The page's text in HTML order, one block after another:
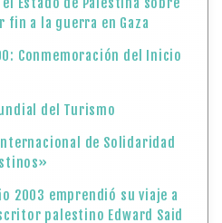
fin a la guerra en Gaza
Conmemoración del Inicio
del Turismo
de Solidaridad
2003 emprendió su viaje a
palestino Edward Said